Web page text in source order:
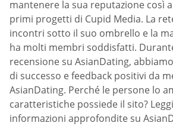
mantenere la sua reputazione così
primi progetti di Cupid Media. La
incontri sotto il suo ombrello e la
ha molti membri soddisfatti.
recensione su AsianDating,
di successo e feedback positivi da
AsianDating. Perché le persone lo
caratteristiche possiede il sito?
informazioni approfondite su